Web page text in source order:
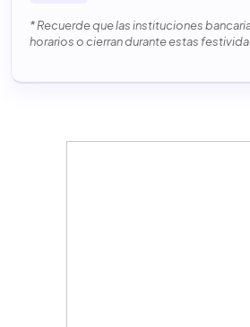
* Recuerde que las instituciones
horarios o cierran durante estas